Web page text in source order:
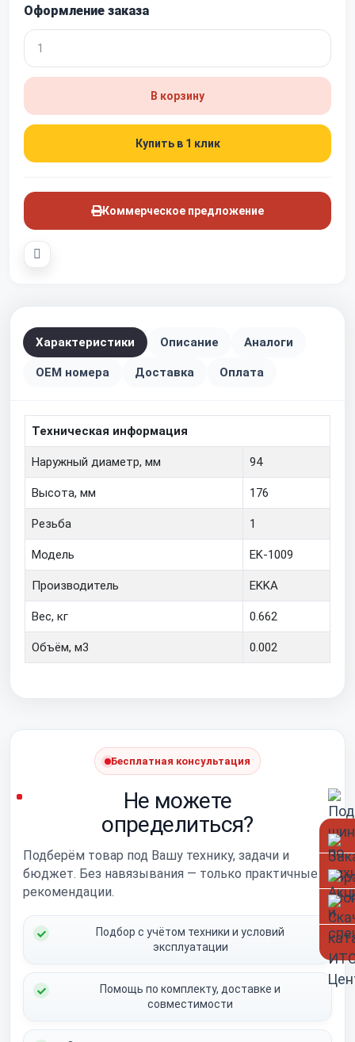
Оформление заказа
В корзину
Купить в 1 клик
Коммерческое предложение
Характеристики Описание Аналоги
OEM номера Доставка Оплата
Техническая информация
Наружный диаметр, мм 94
Высота, мм 176
Резьба 1
Модель EK-1009
Производитель EKKA
Вес, кг 0.662
Объём, м3 0.002
Бесплатная консультация
Не можете
определиться?
Подберём товар под Вашу технику, задачи и
бюджет. Без навязывания — только практичные
рекомендации.
Подбор с учётом техники и условий
эксплуатации
Помощь по комплекту, доставке и
совместимости